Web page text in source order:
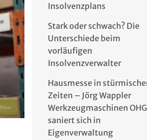
Insolvenzplans
Stark oder schwach? Die
Unterschiede beim
vorläufigen
Insolvenzverwalter
Hausmesse in
Zeiten – Jörg Wappler
Werkzeugmaschinen OHG
saniert sich in
Eigenverwaltung